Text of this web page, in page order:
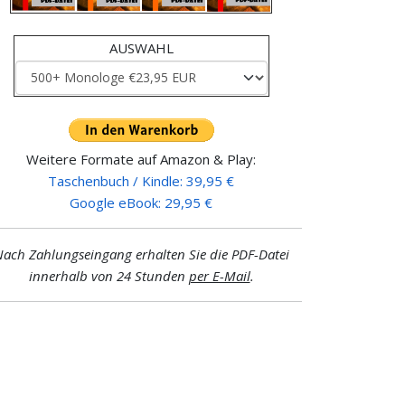
AUSWAHL
Weitere Formate auf Amazon & Play:
Taschenbuch / Kindle: 39,95 €
Google eBook: 29,95 €
Zahlungseingang erhalten Sie die PDF-Datei
innerhalb von 24 Stunden per E-Mail.